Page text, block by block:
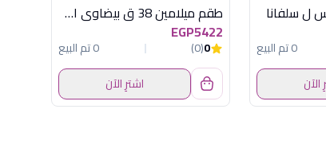
0 تم البيع
الآن
طقم ميلامين 38 ق بيضاوى اكسفورد - كود 3485
EGP5422
0
(0)
0 تم البيع
اشترِ الآن